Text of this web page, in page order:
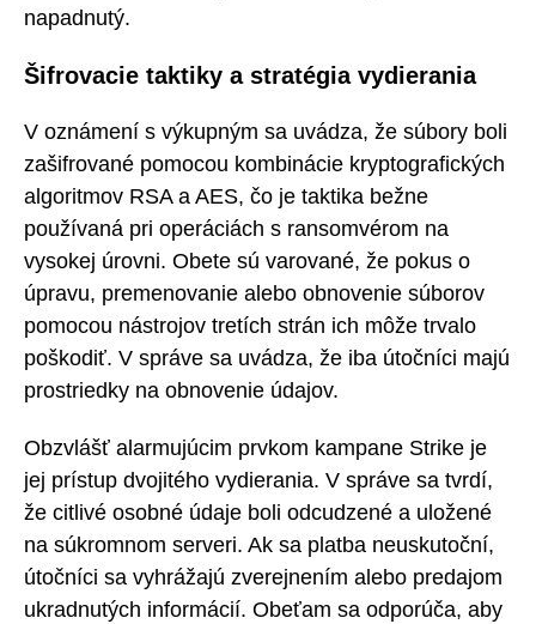
napadnutý.
Šifrovacie taktiky a stratégia vydierania
V oznámení s výkupným sa uvádza, že súbory boli
zašifrované pomocou kombinácie kryptografických
algoritmov RSA a AES, čo je taktika bežne
používaná pri operáciách s ransomvérom na
vysokej úrovni. Obete sú varované, že pokus o
úpravu, premenovanie alebo obnovenie súborov
pomocou nástrojov tretích strán ich môže trvalo
poškodiť. V správe sa uvádza, že iba útočníci majú
prostriedky na obnovenie údajov.
Obzvlášť alarmujúcim prvkom kampane Strike je
jej prístup dvojitého vydierania. V správe sa tvrdí,
že citlivé osobné údaje boli odcudzené a uložené
na súkromnom serveri. Ak sa platba neuskutoční,
útočníci sa vyhrážajú zverejnením alebo predajom
ukradnutých informácií. Obeťam sa odporúča, aby